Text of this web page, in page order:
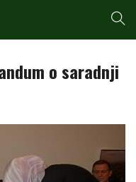
o saradnji